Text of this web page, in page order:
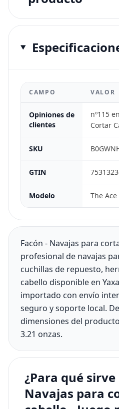
CAMPO VALOR
Opiniones de
clientes
nº115
Cortar
SKU
GTIN
Modelo The Ace
Facón - Navajas para
profesional de navajas
cuchillas de repuesto,
cabello disponible en
importado con envío
seguro y soporte local.
dimensiones del
3.21 onzas.
¿Para qué sirve
Navajas para